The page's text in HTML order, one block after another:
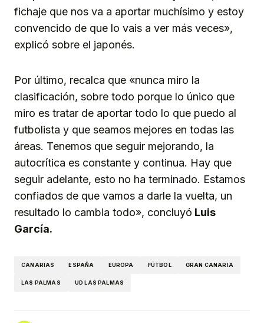
fichaje que nos va a aportar muchísimo y estoy
convencido de que lo vais a ver más veces»,
explicó sobre el japonés.
Por último, recalca que «nunca miro la
clasificación, sobre todo porque lo único que
miro es tratar de aportar todo lo que puedo al
futbolista y que seamos mejores en todas las
áreas. Tenemos que seguir mejorando, la
autocrítica es constante y continua. Hay que
seguir adelante, esto no ha terminado. Estamos
confiados de que vamos a darle la vuelta, un
resultado lo cambia todo», concluyó Luis
García.
CANARIAS ESPAÑA EUROPA FÚTBOL GRAN CANARIA
LAS PALMAS UD LAS PALMAS